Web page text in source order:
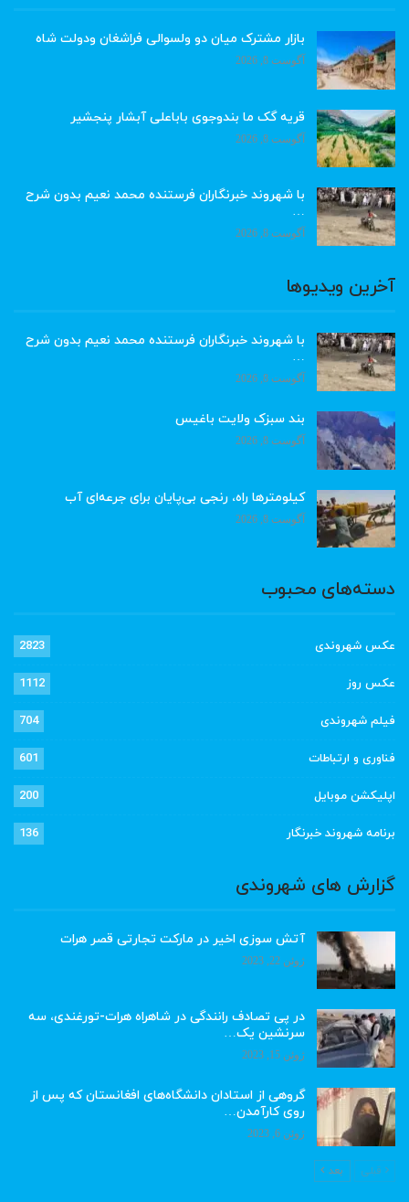
بازار مشترک میان دو ولسوالی فراشغان ودولت شاه
آگوست 8, 2026
قریه گک ما بندوجوی باباعلی آبشار پنجشیر
آگوست 8, 2026
با شهروند خبرنگاران فرستنده محمد نعیم بدون شرح
…
آگوست 8, 2026
آخرین ویدیوها
با شهروند خبرنگاران فرستنده محمد نعیم بدون شرح
…
آگوست 8, 2026
بند سبزک ولایت باغیس
آگوست 8, 2026
کیلومترها راه، رنجی بی‌پایان برای جرعه‌ای آب
آگوست 8, 2026
دسته‌های محبوب
عکس شهروندی 2823
عکس روز 1112
فیلم شهروندی 704
فناوری و ارتباطات 601
اپلیکشن موبایل 200
برنامه شهروند خبرنگار 136
گزارش های شهروندی
آتش سوزی اخیر در مارکت تجارتی قصر هرات
ژوئن 22, 2023
در پی تصادف رانندگی در شاهراه هرات-تورغندی، سه
سرنشین یک…
ژوئن 15, 2023
گروهی از استادان دانشگاه‌های افغانستان که پس از
روی کارآمدن…
ژوئن 6, 2023
قبلی بعد